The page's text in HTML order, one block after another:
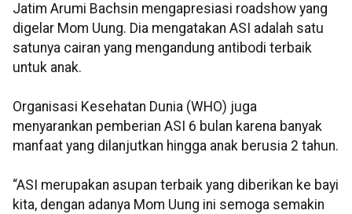
Jatim Arumi Bachsin mengapresiasi roadshow yang
digelar Mom Uung. Dia mengatakan ASI adalah satu
satunya cairan yang mengandung antibodi terbaik
untuk anak.
Organisasi Kesehatan Dunia (WHO) juga
menyarankan pemberian ASI 6 bulan karena banyak
manfaat yang dilanjutkan hingga anak berusia 2 tahun.
“ASI merupakan asupan terbaik yang diberikan ke bayi
kita, dengan adanya Mom Uung ini semoga semakin